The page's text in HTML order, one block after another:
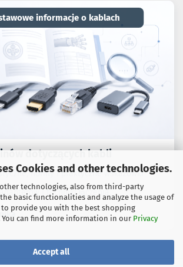
Cookies and other technologies.
other technologies, also from third-party
basic functionalities and analyze the usage of
provide you with the best shopping
can find more information in our Privacy
Accept all
informacje o kablach
dotyczących kabli
normy i praktyczne wskazówki
i techniki łączenia.